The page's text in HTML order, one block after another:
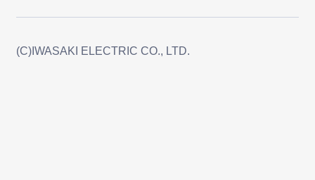
(C)IWASAKI ELECTRIC CO., LTD.